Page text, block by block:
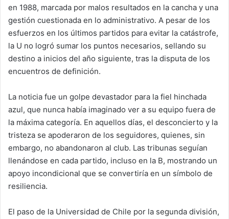
en 1988, marcada por malos resultados en la cancha y una
gestión cuestionada en lo administrativo. A pesar de los
esfuerzos en los últimos partidos para evitar la catástrofe,
la U no logró sumar los puntos necesarios, sellando su
destino a inicios del año siguiente, tras la disputa de los
encuentros de definición.
La noticia fue un golpe devastador para la fiel hinchada
azul, que nunca había imaginado ver a su equipo fuera de
la máxima categoría. En aquellos días, el desconcierto y la
tristeza se apoderaron de los seguidores, quienes, sin
embargo, no abandonaron al club. Las tribunas seguían
llenándose en cada partido, incluso en la B, mostrando un
apoyo incondicional que se convertiría en un símbolo de
resiliencia.
El paso de la Universidad de Chile por la segunda división,